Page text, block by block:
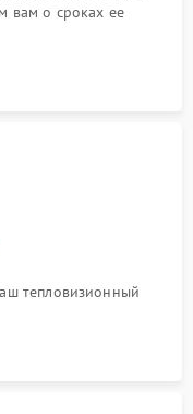
вам о сроках ее
тепловизионный